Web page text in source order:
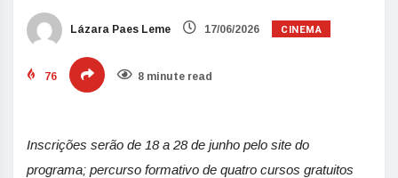
Lázara Paes Leme 17/06/2026 CINEMA
76 8 minute read
Inscrições serão de 18 a 28 de junho pelo site do
programa; percurso formativo de quatro cursos gratuitos